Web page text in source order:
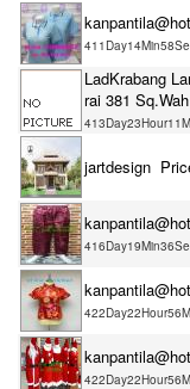
LadKrabang
rai 381
jartdesign